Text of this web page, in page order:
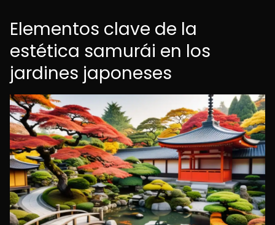
Elementos clave de la
estética samurái en los
jardines japoneses